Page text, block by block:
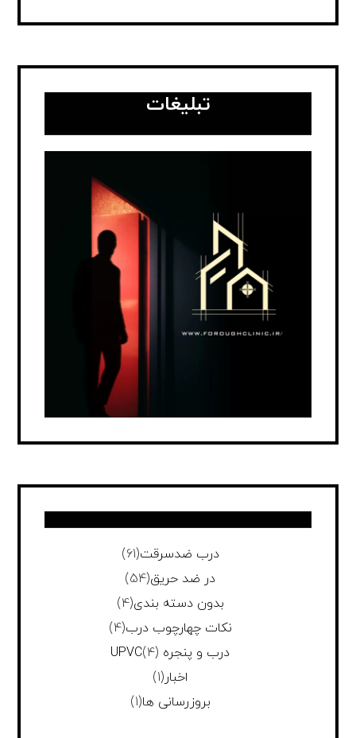
تبلیغات
درب ضدسرقت(61)
در ضد حریق(54)
بدون دسته بندی(4)
نکات چهارچوب درب(4)
درب و پنجره UPVC (4)
اخبار(1)
بروزرسانی ها(1)